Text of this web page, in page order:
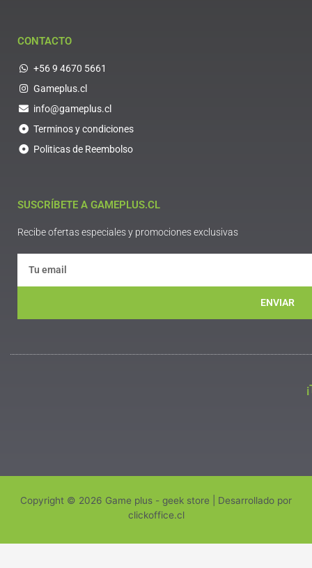
CONTACTO
+56 9 4670 5661
Gameplus.cl
info@gameplus.cl
Terminos y condiciones
Politicas de Reembolso
SUSCRÍBETE A GAMEPLUS.CL
Recibe ofertas especiales y promociones exclusivas
ENVIAR
Copyright © 2026 Game plus - geek store | Desarrollado por
clickoffice.cl